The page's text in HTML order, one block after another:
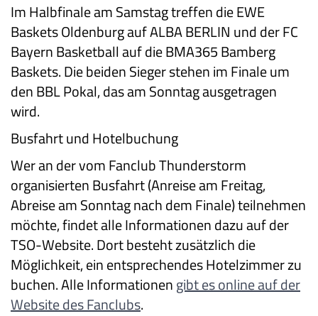
Im Halbfinale am Samstag treffen die EWE
Baskets Oldenburg auf ALBA BERLIN und der FC
Bayern Basketball auf die BMA365 Bamberg
Baskets. Die beiden Sieger stehen im Finale um
den BBL Pokal, das am Sonntag ausgetragen
wird.
Busfahrt und Hotelbuchung
Wer an der vom Fanclub Thunderstorm
organisierten Busfahrt (Anreise am Freitag,
Abreise am Sonntag nach dem Finale) teilnehmen
möchte, findet alle Informationen dazu auf der
TSO-Website. Dort besteht zusätzlich die
Möglichkeit, ein entsprechendes Hotelzimmer zu
buchen. Alle Informationengibt es online auf der
Website des Fanclubs.